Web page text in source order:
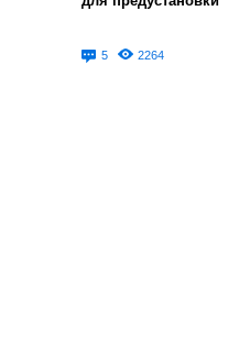
5 2264